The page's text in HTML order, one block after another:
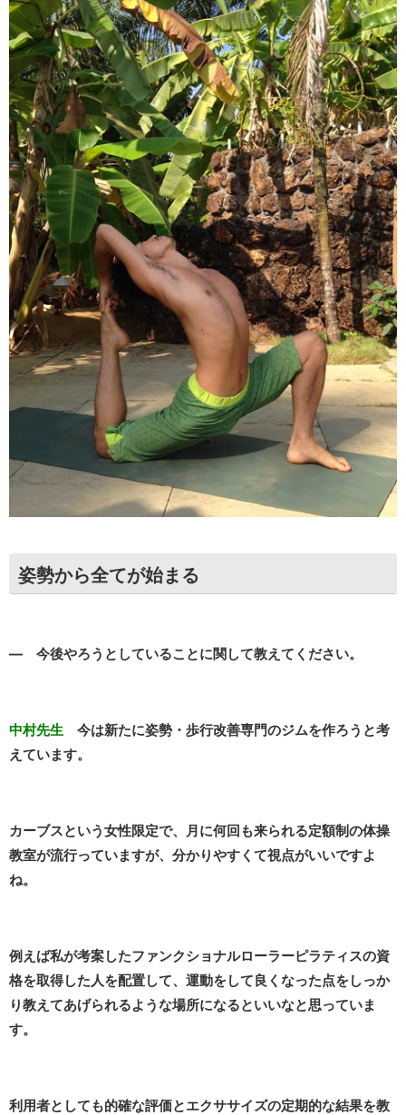
姿勢から全てが始まる
― 今後やろうとしていることに関して教えてください。
中村先生
今は新たに姿勢・歩行改善専門のジムを作ろうと考
えています。
カーブスという女性限定で、月に何回も来られる定額制の体操
教室が流行っていますが、分かりやすくて視点がいいですよ
ね。
例えば私が考案したファンクショナルローラーピラティスの資
格を取得した人を配置して、運動をして良くなった点をしっか
り教えてあげられるような場所になるといいなと思っていま
す。
利用者としても的確な評価とエクササイズの定期的な結果を教